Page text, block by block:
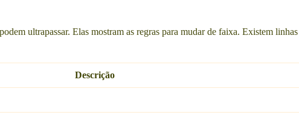
ultrapassar. Elas mostram as regras para mudar de faixa. Existem
Descrição